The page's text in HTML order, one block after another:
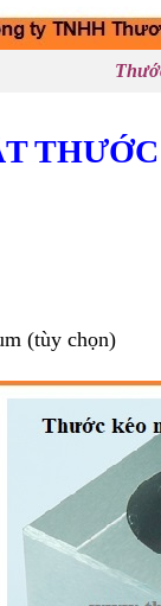
(tùy chọn)